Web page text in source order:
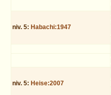
niv. 5: Habachi:1947
niv. 5: Heise:2007